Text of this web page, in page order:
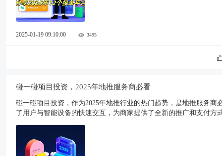
2025-01-19 09:10:00 3495
碰一碰项目投资，2025年地推服务商必看
碰一碰项目投资，作为2025年地推行业的热门趋势，是地推服务
了用户与智能设备的快速交互，为商家提供了全新的推广和支付方